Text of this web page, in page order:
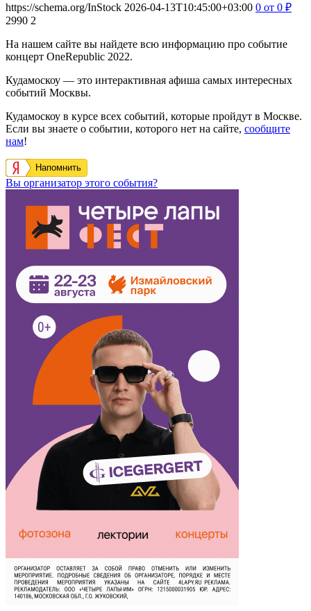
https://schema.org/InStock 2026-04-13T10:45:00+03:00 0 от 0 ₽
2990 2
На нашем сайте вы найдете всю информацию про событие
концерт OneRepublic 2022.
Кудамоскоу — это интерактивная афиша самых интересных
событий Москвы.
Кудамоскоу в курсе всех событий, которые пройдут в Москве.
Если вы знаете о событии, которого нет на сайте, сообщите
нам!
Напомнить
Вы организатор этого события?